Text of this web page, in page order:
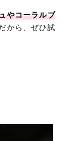
やコーラルブ
から、ぜひ試